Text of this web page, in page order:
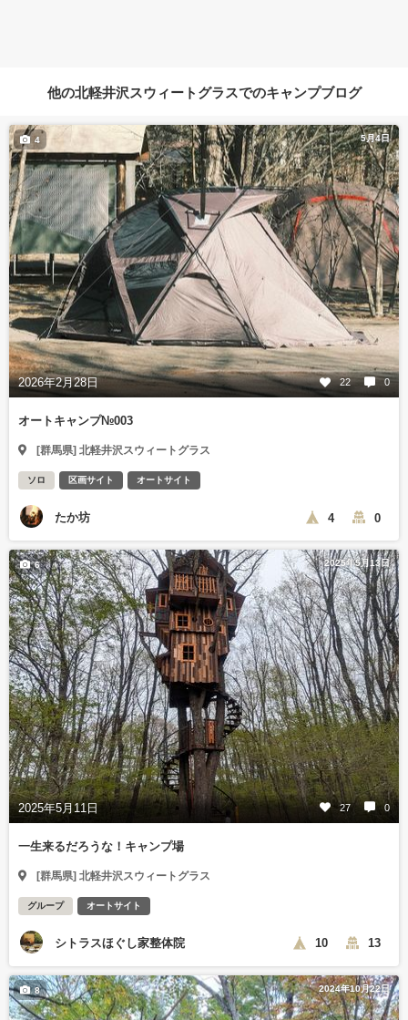
他の北軽井沢スウィートグラスでのキャンプブログ
5月4日
2026年2月28日 22 0
4
オートキャンプ№003
[群馬県] 北軽井沢スウィートグラス
ソロ 区画サイト オートサイト
たか坊 4 0
2025年5月13日
2025年5月11日 27 0
6
一生来るだろうな！キャンプ場
[群馬県] 北軽井沢スウィートグラス
グループ オートサイト
シトラスほぐし家整体院 10 13
2024年10月22日
8